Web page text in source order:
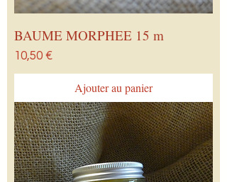
BAUME MORPHEE 15 m
Prix
10,50 €
Ajouter au panier